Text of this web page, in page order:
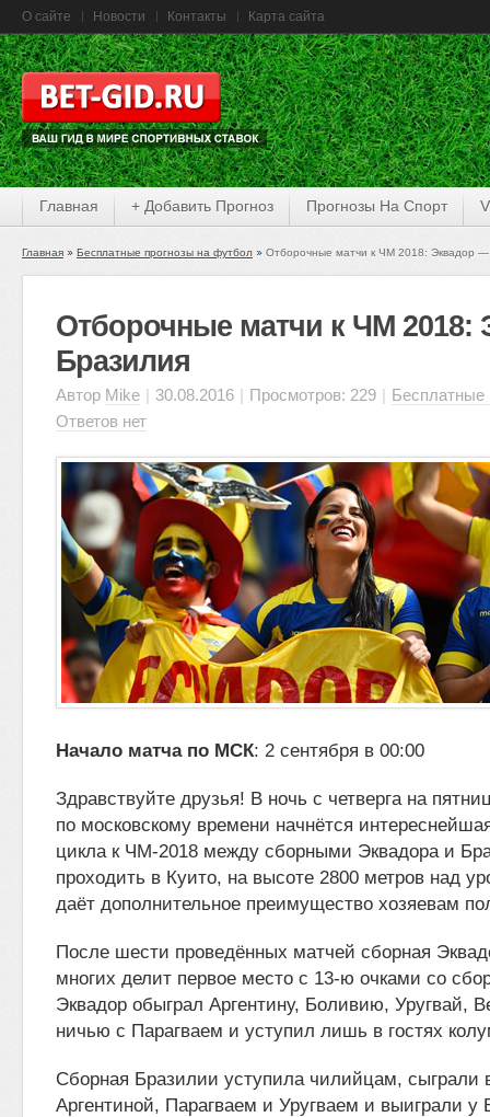
О сайте Новости Контакты Карта сайта
Главная + Добавить Прогноз Прогнозы На Спорт
Главная Бесплатные прогнозы на футбол Отборочные матчи к ЧМ 2018: Эквадор
Отборочные матчи к ЧМ 2018:
Бразилия
Автор Mike | 30.08.2016 | Просмотров: 229 | Бесплатные
Ответов нет
Начало матча по МСК: 2 сентября в 00:00
Здравствуйте друзья! В ночь с четверга на
по московскому времени начнётся
цикла к ЧМ-2018 между сборными Эквадора и
проходить в Куито, на высоте 2800 метров над
даёт дополнительное преимущество хозяевам
После шести проведённых матчей сборная
многих делит первое место с 13-ю очками со
Эквадор обыграл Аргентину, Боливию, Уругвай,
ничью с Парагваем и уступил лишь в гостях
Сборная Бразилии уступила чилийцам, сыграли
Аргентиной, Парагваем и Уругваем и выиграли